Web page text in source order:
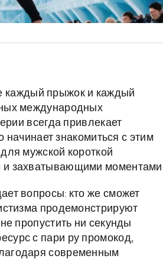
каждый прыжок и каждый
международных
всегда привлекает
начинает знакомиться с этим
мужской короткой
и захватывающими
вопросы: кто же сможет
продемонстрируют
пропустить ни секунды
с пари ру промокод,
современным